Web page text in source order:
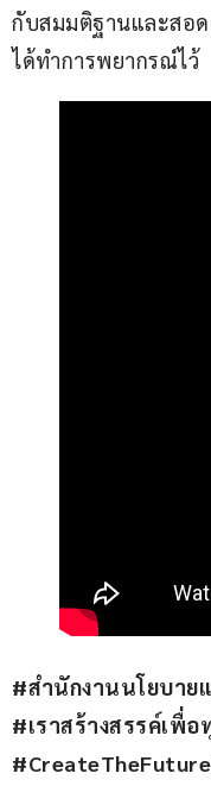
กับสมมติฐานและสอ
ได้ทำการพยากรณ์ไว้
#สำนักงานนโยบา
#เราสร้างสรรค์เพื่อ